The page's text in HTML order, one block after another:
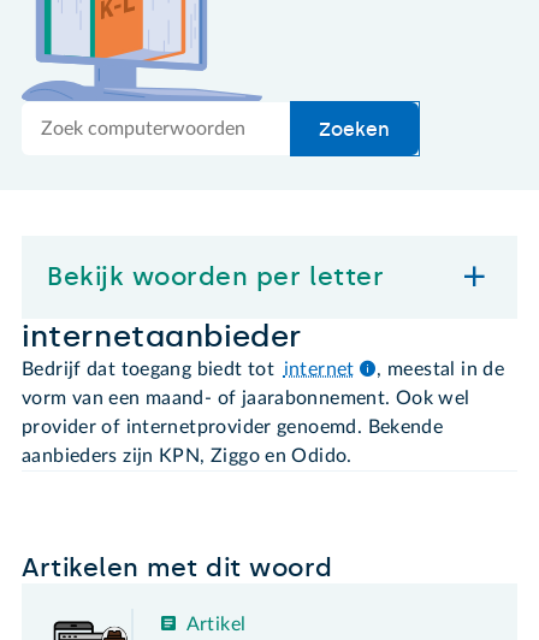
Zoek
Zoeken
Bekijk woorden per letter
internetaanbieder
Bedrijf dat toegang biedt tot internet
, meestal in de
vorm van een maand- of jaarabonnement. Ook wel
provider of internetprovider genoemd. Bekende
aanbieders zijn KPN, Ziggo en Odido.
Artikelen met dit woord
Artikel